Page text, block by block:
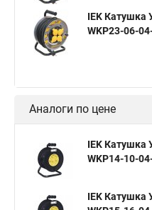
IEK Катушка
WKP23-06-
Аналоги по цене
IEK Катушка
WKP14-10-
IEK Катушка